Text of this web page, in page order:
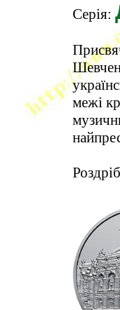
Серія:
межі